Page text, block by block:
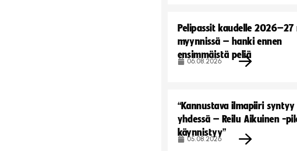
Pelipassit kaudelle
myynnissä – hanki ennen
ensimmäistä peliä
06.08.2026
“Kannustava ilmapiiri syntyy
yhdessä – Reilu Aikuinen -
käynnistyy”
05.08.2026